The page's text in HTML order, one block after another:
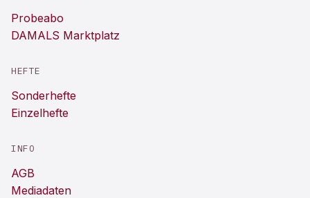
Probeabo
DAMALS Marktplatz
HEFTE
Sonderhefte
Einzelhefte
INFO
AGB
Mediadaten